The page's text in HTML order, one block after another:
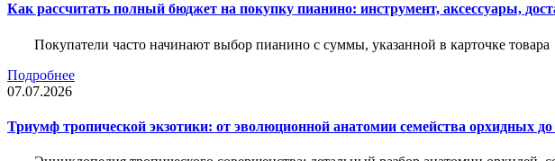
Как рассчитать полный бюджет на покупку пианино: инструмент, аксессуары,
Покупатели часто начинают выбор пианино с суммы, указанной в карточке товара
Подробнее
07.07.2026
Триумф тропической экзотики: от эволюционной анатомии семейства орхидных